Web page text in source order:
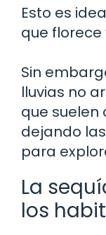
Esto es
que florece
Sin
lluvias no
que suelen
dejando
para
La
los